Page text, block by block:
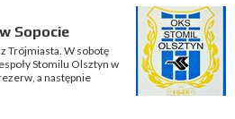
Sopocie
Trójmiasta. W sobotę
Stomilu Olsztyn w
a następnie